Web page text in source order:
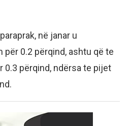
në janar u
0.2 përqind, ashtu që te
0.3 përqind, ndërsa te pijet